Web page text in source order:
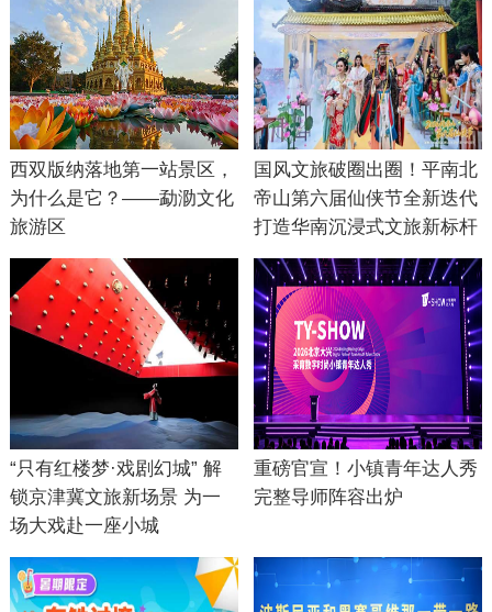
西双版纳落地第一站景区，
为什么是它？——勐泐文化
旅游区
国风文旅破圈出圈！平南北
帝山第六届仙侠节全新迭代
打造华南沉浸式文旅新标杆
“只有红楼梦·戏剧幻城” 解
锁京津冀文旅新场景 为一
场大戏赴一座小城
重磅官宣！小镇青年达人秀
完整导师阵容出炉